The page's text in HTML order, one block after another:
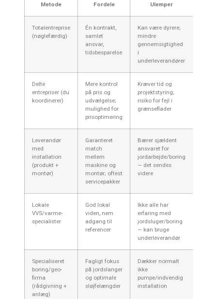
Metode Fordele Ulemper
Totalentreprise
(nøglefærdig)
Én kontrakt,
samlet
ansvar,
tidsbesparelse
Kan være dyrere;
mindre
gennemsigtighed
i
underleverandører
Delte
entrepriser (du
koordinerer)
Mere kontrol
på pris og
udvælgelse;
mulighed for
prisoptimering
Kræver tid og
projektstyring;
risiko for fejl i
grænseflader
Leverandør
med
installation
(produkt +
montør)
Garanteret
match
mellem
maskine og
montør; oftest
servicepakker
Bærer sjældent
ansvaret for
jordarbejde/boring
— det sendes
videre
Lokale
VVS/varme-
specialister
God lokal
viden, nem
adgang til
referencer
Ikke alle har
erfaring med
jordsluger/boring
— kan bruge
underleverandør
Specialiseret
boring/geo-
firma
(rådgivning +
anlæg)
Fagligt fokus
på jordslanger
og optimale
sløjfelængder
Dækker normalt
ikke
pumpe/indvendig
installation